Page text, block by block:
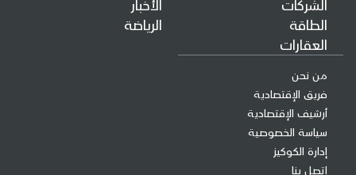
الشركات
الطاقة
العقارات
الأخبار
الرياضة
من نحن
فريق الإقتصادية
أرشيف الإقتصادية
سياسة الخصوصية
إدارة الكوكيز
إتصل بنا